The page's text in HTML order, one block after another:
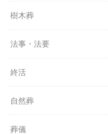
樹木葬
法事・法要
終活
自然葬
葬儀